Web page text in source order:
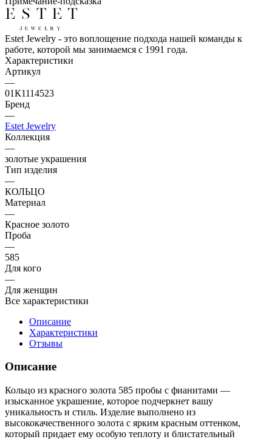
Estet Jewelry - это воплощение подхода нашей команды к
работе, которой мы занимаемся с 1991 года.
Характеристики
Артикул
—
01К1114523
Бренд
—
Estet Jewelry
Коллекция
—
золотые украшения
Тип изделия
—
КОЛЬЦО
Материал
—
Красное золото
Проба
—
585
Для кого
—
Для женщин
Все характеристики
Описание
Характеристики
Отзывы
Описание
Кольцо из красного золота 585 пробы с фианитами —
изысканное украшение, которое подчеркнет вашу
уникальность и стиль. Изделие выполнено из
высококачественного золота с ярким красным оттенком,
который придает ему особую теплоту и блистательный